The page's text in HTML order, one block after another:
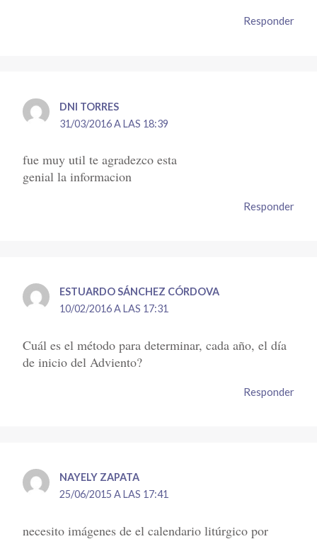
Responder
DNI TORRES
31/03/2016 A LAS 18:39
fue muy util te agradezco esta
genial la informacion
Responder
ESTUARDO SÁNCHEZ CÓRDOVA
10/02/2016 A LAS 17:31
Cuál es el método para determinar, cada año, el día
de inicio del Adviento?
Responder
NAYELY ZAPATA
25/06/2015 A LAS 17:41
necesito imágenes de el calendario litúrgico por